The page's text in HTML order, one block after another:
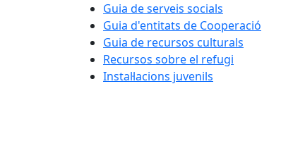
Guia de serveis socials
Guia d'entitats de Cooperació
Guia de recursos culturals
Recursos sobre el refugi
Instal·lacions juvenils